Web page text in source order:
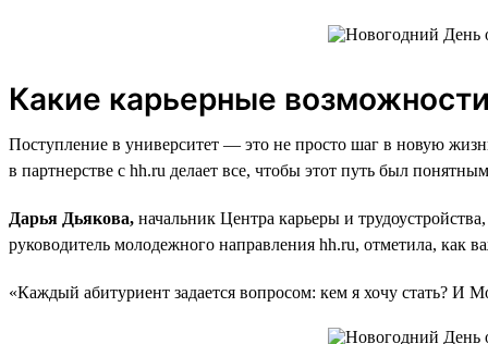
Какие карьерные
Поступление в университет — это не просто шаг в новую
в партнерстве с hh.ru делает все, чтобы этот путь был
Дарья Дьякова, начальник Центра карьеры и
руководитель молодежного направления hh.ru, отметила, как
«Каждый абитуриент задается вопросом: кем я хочу стать? И